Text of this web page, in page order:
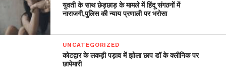
युवती के साथ छेड़छाड़ के मामले में हिंदू संगठनों में
नाराजगी,पुलिस की न्याय प्रणाली पर भरोसा
UNCATEGORIZED
कोटद्वार के लकड़ी पड़ाव में झोला छाप डॉ के क्लीनिक पर
छापेमारी